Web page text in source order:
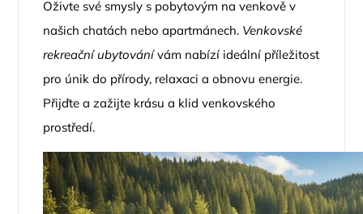
Oživte své smysly s pobytovým na venkově v
našich chatách nebo apartmánech. Venkovské
rekreační ubytovánívám nabízí ideální příležitost
pro únik do přírody, relaxaci a obnovu energie.
Přijďte a zažijte krásu a klid venkovského
prostředí.